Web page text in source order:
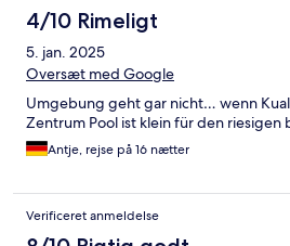
4/10 Rimeligt
5. jan. 2025
Oversæt med Google
Umgebung geht gar nicht… wenn
Zentrum Pool ist klein für den riesigen
Antje, rejse på 16 nætter
Verificeret anmeldelse